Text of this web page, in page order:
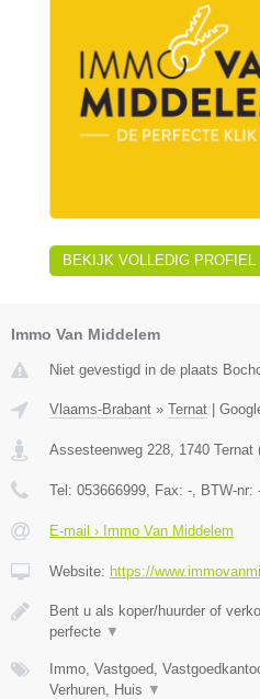
BEKIJK VOLLEDIG PROFIEL
Immo Van Middelem
Niet gevestigd in de plaats
Vlaams-Brabant » Ternat
Assesteenweg 228 1740 Ternat
Tel: 053666999 , Fax: - , BTW-nr:
E-mail › Immo Van Middelem
Website: https://
Bent u als koper/huurder of
perfecte ▼
Immo, Vastgoed,
Verhuren, Huis ▼